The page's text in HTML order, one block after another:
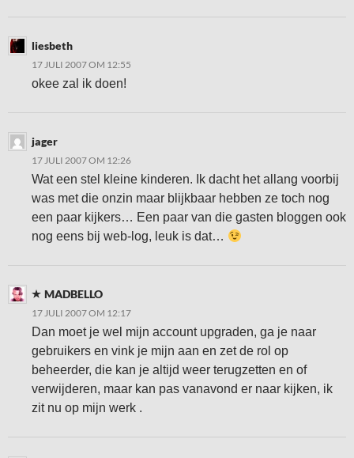
liesbeth
17 JULI 2007 OM 12:55
okee zal ik doen!
jager
17 JULI 2007 OM 12:26
Wat een stel kleine kinderen. Ik dacht het allang voorbij
was met die onzin maar blijkbaar hebben ze toch nog
een paar kijkers… Een paar van die gasten bloggen ook
nog eens bij web-log, leuk is dat…
MADBELLO
17 JULI 2007 OM 12:17
Dan moet je wel mijn account upgraden, ga je naar
gebruikers en vink je mijn aan en zet de rol op
beheerder, die kan je altijd weer terugzetten en of
verwijderen, maar kan pas vanavond er naar kijken, ik
zit nu op mijn werk .